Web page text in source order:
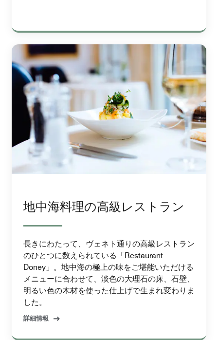
地中海料理の高級レストラン
長きにわたって、ヴェネト通りの高級レストラン
のひとつに数えられている「Restaurant
Doney」。地中海の極上の味をご堪能いただける
メニューに合わせて、淡色の大理石の床、石壁、
明るい色の木材を使った仕上げで生まれ変わりま
した。
詳細情報